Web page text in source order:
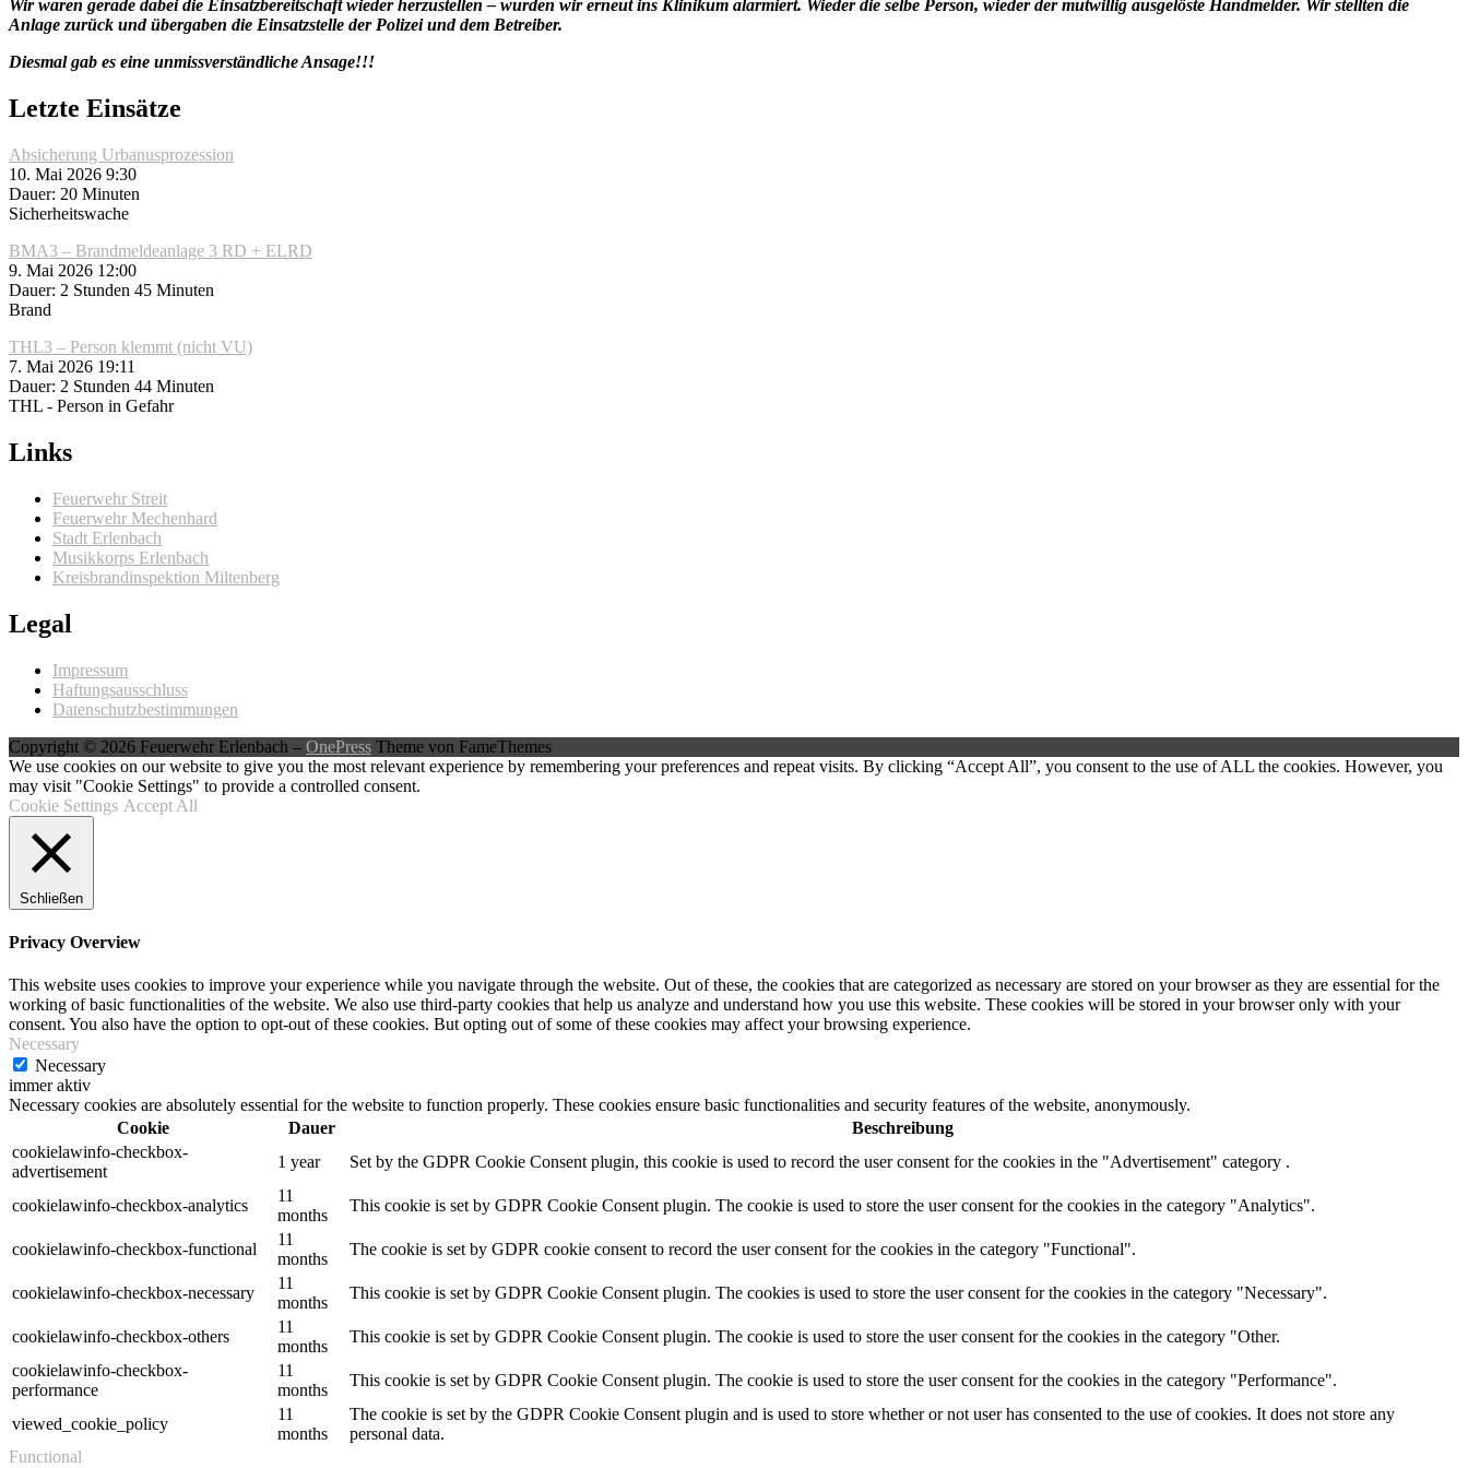
Wir waren gerade dabei die Einsatzbereitschaft wieder herzustellen – wurden wir erneut ins Klinikum alarmiert. Wieder die selbe Person, wieder der mutwillig ausgelöste Handmelder. Wir stellten die
Anlage zurück und übergaben die Einsatzstelle der Polizei und dem Betreiber.
Diesmal gab es eine unmissverständliche Ansage!!!
Letzte Einsätze
Absicherung Urbanusprozession
10. Mai 2026 9:30
Dauer: 20 Minuten
Sicherheitswache
BMA3 – Brandmeldeanlage 3 RD + ELRD
9. Mai 2026 12:00
Dauer: 2 Stunden 45 Minuten
Brand
THL3 – Person klemmt (nicht VU)
7. Mai 2026 19:11
Dauer: 2 Stunden 44 Minuten
THL - Person in Gefahr
Links
Feuerwehr Streit
Feuerwehr Mechenhard
Stadt Erlenbach
Musikkorps Erlenbach
Kreisbrandinspektion Miltenberg
Legal
Impressum
Haftungsausschluss
Datenschutzbestimmungen
Copyright © 2026 Feuerwehr Erlenbach – OnePress Theme von FameThemes
We use cookies on our website to give you the most relevant experience by remembering your preferences and repeat visits. By clicking “Accept All”, you consent to the use of ALL the cookies. However, you
may visit "Cookie Settings" to provide a controlled consent.
Cookie Settings Accept All
Schließen
Privacy Overview
This website uses cookies to improve your experience while you navigate through the website. Out of these, the cookies that are categorized as necessary are stored on your browser as they are essential for the
working of basic functionalities of the website. We also use third-party cookies that help us analyze and understand how you use this website. These cookies will be stored in your browser only with your
consent. You also have the option to opt-out of these cookies. But opting out of some of these cookies may affect your browsing experience.
Necessary
Necessary
immer aktiv
Necessary cookies are absolutely essential for the website to function properly. These cookies ensure basic functionalities and security features of the website, anonymously.
Cookie
Dauer
Beschreibung
cookielawinfo-checkbox-
advertisement
1 year Set by the GDPR Cookie Consent plugin, this cookie is used to record the user consent for the cookies in the "Advertisement" category .
cookielawinfo-checkbox-analytics
11
months
This cookie is set by GDPR Cookie Consent plugin. The cookie is used to store the user consent for the cookies in the category "Analytics".
cookielawinfo-checkbox-functional
11
months
The cookie is set by GDPR cookie consent to record the user consent for the cookies in the category "Functional".
cookielawinfo-checkbox-necessary
11
months
This cookie is set by GDPR Cookie Consent plugin. The cookies is used to store the user consent for the cookies in the category "Necessary".
cookielawinfo-checkbox-others
11
months
This cookie is set by GDPR Cookie Consent plugin. The cookie is used to store the user consent for the cookies in the category "Other.
cookielawinfo-checkbox-
performance
11
months
This cookie is set by GDPR Cookie Consent plugin. The cookie is used to store the user consent for the cookies in the category "Performance".
viewed_cookie_policy
11
months
The cookie is set by the GDPR Cookie Consent plugin and is used to store whether or not user has consented to the use of cookies. It does not store any
personal data.
Functional